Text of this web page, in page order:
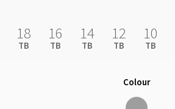
18
TB
16
TB
14
TB
12
TB
10
TB
Colour